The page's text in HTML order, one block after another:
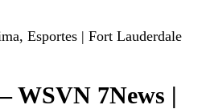
Esportes | Fort Lauderdale
WSVN 7News |